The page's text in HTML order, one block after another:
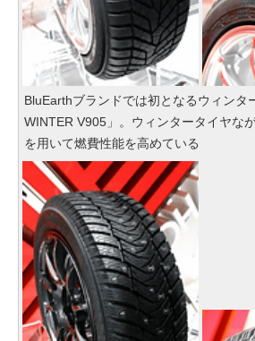
BluEarthブランドでは初となるウィンタ
WINTER V905」。ウィンタータイヤな
を用いて燃費性能を高めている